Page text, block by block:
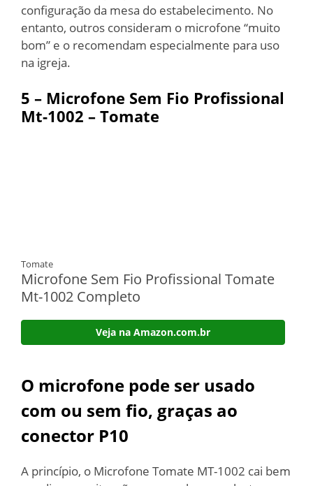
configuração da mesa do estabelecimento. No
entanto, outros consideram o microfone “muito
bom” e o recomendam especialmente para uso
na igreja.
5 – Microfone Sem Fio Profissional
Mt-1002 – Tomate
Tomate
Microfone Sem Fio Profissional Tomate
Mt-1002 Completo
Veja na Amazon.com.br
O microfone pode ser usado
com ou sem fio, graças ao
conector P10
A princípio, o Microfone Tomate MT-1002 cai bem